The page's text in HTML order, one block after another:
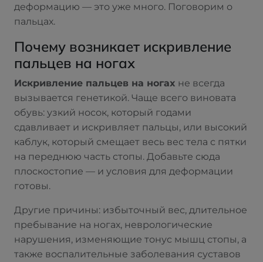
деформацию — это уже много. Поговорим о
пальцах.
Почему возникает искривление
пальцев на ногах
Искривление пальцев на ногах не всегда
вызывается генетикой. Чаще всего виновата
обувь: узкий носок, который годами
сдавливает и искривляет пальцы, или высокий
каблук, который смещает весь вес тела с пятки
на переднюю часть стопы. Добавьте сюда
плоскостопие — и условия для деформации
готовы.
Другие причины: избыточный вес, длительное
пребывание на ногах, неврологические
нарушения, изменяющие тонус мышц стопы, а
также воспалительные заболевания суставов